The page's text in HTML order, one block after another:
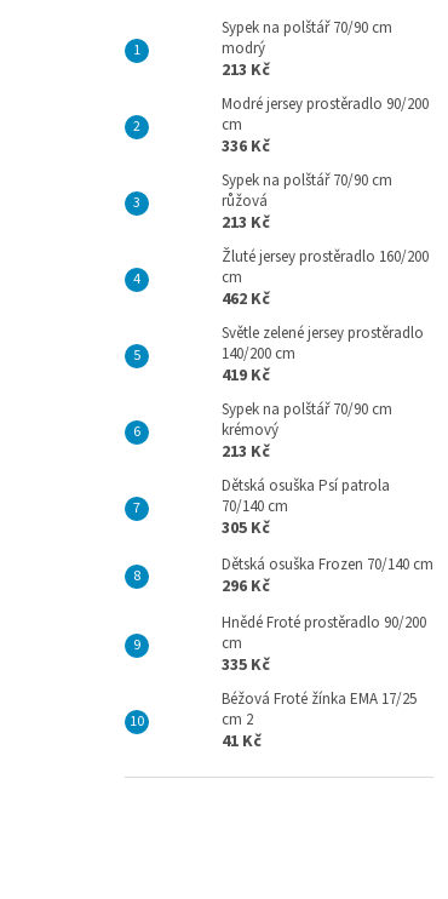
Sypek na polštář 70/90 cm
modrý
213 Kč
Modré jersey prostěradlo 90/200
cm
336 Kč
Sypek na polštář 70/90 cm
růžová
213 Kč
Žluté jersey prostěradlo 160/200
cm
462 Kč
Světle zelené jersey prostěradlo
140/200 cm
419 Kč
Sypek na polštář 70/90 cm
krémový
213 Kč
Dětská osuška Psí patrola
70/140 cm
305 Kč
Dětská osuška Frozen 70/140 cm
296 Kč
Hnědé Froté prostěradlo 90/200
cm
335 Kč
Béžová Froté žínka EMA 17/25
cm 2
41 Kč